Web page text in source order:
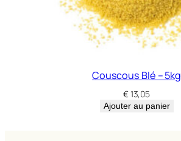
Couscous Blé – 5kg
€13,05
Ajouter au panier